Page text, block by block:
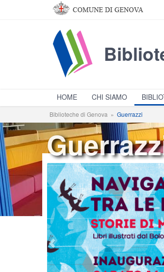
Salta al contenuto principale
HOME CHI SIAMO
Biblioteche di Genova » Guerrazzi